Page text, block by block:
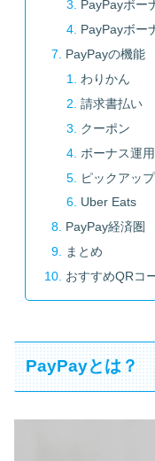
PayPayボー
PayPayボー
PayPayの機能
わりかん
請求書払い
クーポン
ボーナス運用
ピックアップ
Uber Eats
PayPay経済圏
まとめ
おすすめQRコ
PayPayとは？